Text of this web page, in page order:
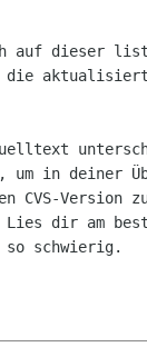
auf dieser
Quelltext
um in deiner
CVS-Version
Lies dir am
schwierig.